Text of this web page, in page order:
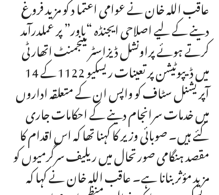
عاقب اللہ خان نے عوامی اعتما د کو مزید فروغ
دینے کے لیے اصلاحی ایجنڈہ “باور” پر عملدرآمد
کرتے ہوئے پراونشل ڈیزاسٹر مینجمنٹ اتھارٹی
میں ڈیپوٹیشن پر تعینات ریسکیو 1122 کے 14
آپریشنل سٹاف کو واپس ان کے متعلقہ اداروں
میں خدمات سرانجام دینے کے احکامات جاری
کئے ہیں۔ صوبائی وزیر کا کہنا تھا کہ اس اقدام کا
مقصد ہنگامی صورتحال میں ریلیف سرگرمیوں کو
مزید مؤثر بنانا ہے۔ عاقب اللہ خان نے کہا کہ